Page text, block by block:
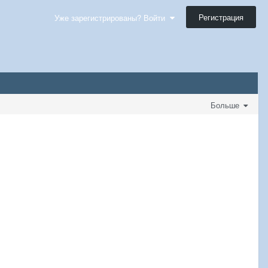
Уже зарегистрированы? Войти Регистрация
Больше